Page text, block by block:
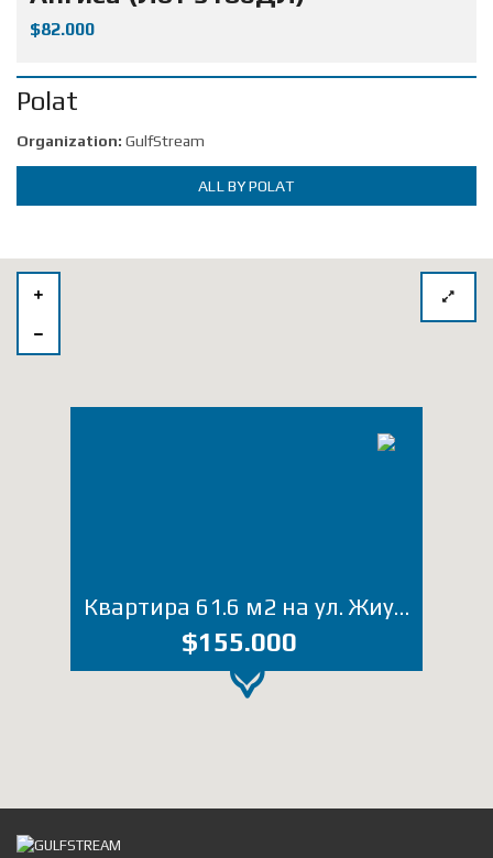
$82.000
Polat
Organization: GulfStream
ALL BY POLAT
Квартира 61.6 м2 на ул. Жиули Шартава (Лот 3624ЮТ)
$155.000